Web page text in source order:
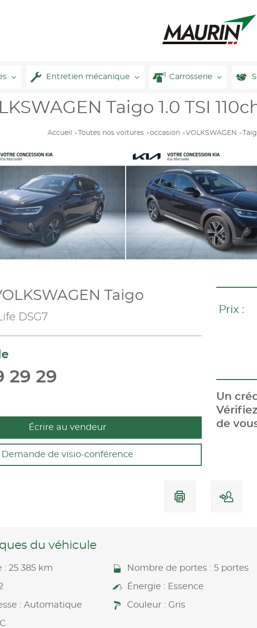
Entretien mécanique Carrosserie
Taigo 1.0 TSI
Accueil Toutes nos voitures occasion VOLKSWAGEN
Taigo
DSG7
29 29
Écrire au vendeur
Demande de visio-conférence
Prix :
Un
de
du véhicule
: 25 385 km Nombre de portes : 5 portes
Énergie : Essence
: Automatique Couleur : Gris